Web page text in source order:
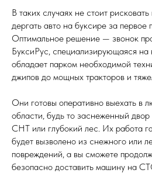
В таких случаях не стоит
дергать авто на буксире за первое
Оптимальное решение — звонок
БуксиРус, специализирующаяся на
обладает парком необходимой
джипов до мощных тракторов и
Они готовы оперативно выехать в
области, будь то заснеженный
СНТ или глубокий лес. Их работа
будет вызволено из снежного или
повреждений, а вы сможете
безопасно доставить машину на